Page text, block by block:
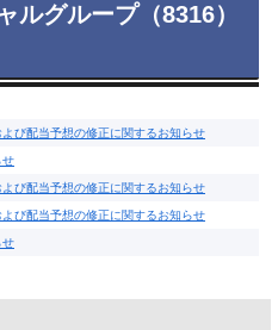
ルグループ（8316）
び配当予想の修正に関するお知らせ
せ
び配当予想の修正に関するお知らせ
び配当予想の修正に関するお知らせ
せ